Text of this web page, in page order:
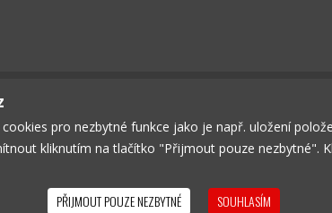
KONTAKT OBCHODNÍ PODMÍNKY SOUKROMÍ
pro nezbytné funkce jako je např. uložení
kliknutím na tlačítko "Přijmout pouze nezbytné".
PŘIJMOUT POUZE NEZBYTNÉ SOUHLASÍM